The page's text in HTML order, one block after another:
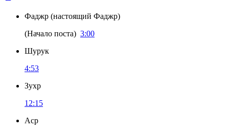
Фаджр (настоящий Фаджр)
(Начало поста) 3:00
Шурук
4:53
Зухр
12:15
Аср